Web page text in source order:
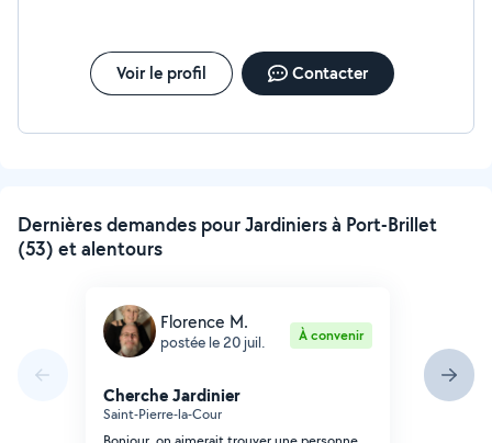
Voir le profil Contacter
Dernières demandes pour Jardiniers à Port-Brillet
(53) et alentours
Florence M.
postée le 20 juil. À convenir
Cherche Jardinier
Saint-Pierre-la-Cour